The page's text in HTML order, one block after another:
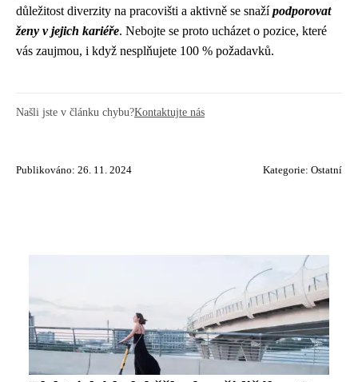
důležitost diverzity na pracovišti a aktivně se snažípodporovat
ženy v jejich kariéře. Nebojte se proto ucházet o pozice, které
vás zaujmou, i když nesplňujete 100 % požadavků.
Našli jste v článku chybu?Kontaktujte nás
Publikováno: 26. 11. 2024 Kategorie: Ostatní